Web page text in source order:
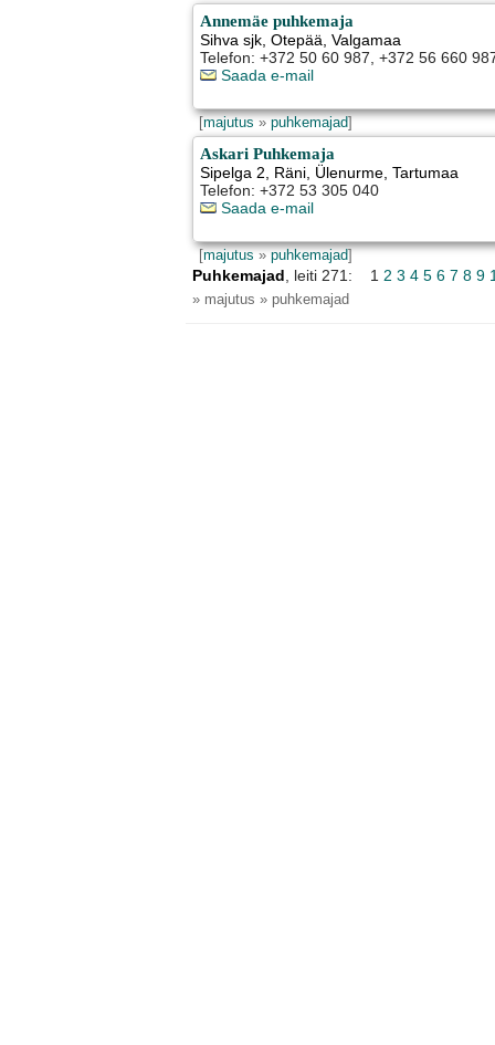
Annemäe puhkemaja
Sihva sjk,Otepää, Valgamaa
Telefon: +372 50 60 987, +372 56 660
Saada e-mail
[majutus»puhkemajad]
Askari Puhkemaja
Sipelga 2, Räni, Ülenurme, Tartumaa
Telefon: +372 53 305 040
Saada e-mail
[majutus»puhkemajad]
Puhkemajad, leiti 271: 1 2 3 4 5 6 7 8 9
» majutus » puhkemajad